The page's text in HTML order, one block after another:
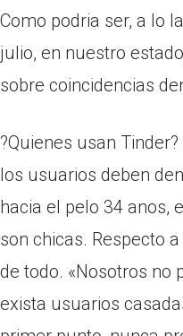
Como podri­a ser, a lo
julio, en nuestro
sobre coincidencias
?Quienes usan
los usuarios deben
hacia el pelo 34 anos,
son chicas. Respecto
de todo. «Nosotros no
exista usuarios